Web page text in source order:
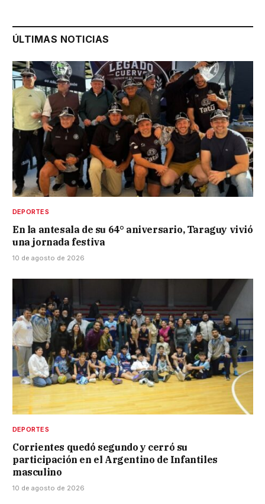
ÚLTIMAS NOTICIAS
DEPORTES
En la antesala de su 64° aniversario, Taraguy vivió
una jornada festiva
10 de agosto de 2026
DEPORTES
Corrientes quedó segundo y cerró su
participación en el Argentino de Infantiles
masculino
10 de agosto de 2026